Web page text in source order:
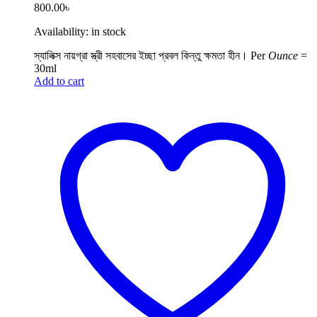
800.00৳
Availability: in stock
স্যালিক্স নায়গ্রা স্ত্রী সহবাসের ইচ্ছা প্রবল কিন্তু ক্ষমতা হীন। PerOunce =
30ml
Add to cart